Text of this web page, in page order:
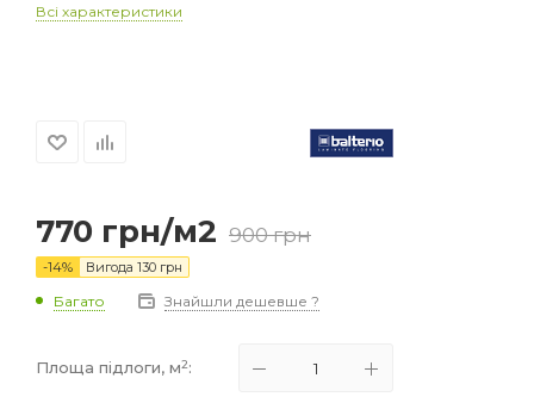
Всі характеристики
770 грн/м2 900грн
-14% Вигода 130 грн
Багато Знайшли дешевше ?
Площа підлоги, м2: